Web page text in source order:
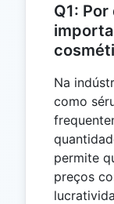
Q1:
Na
como
permite
preços